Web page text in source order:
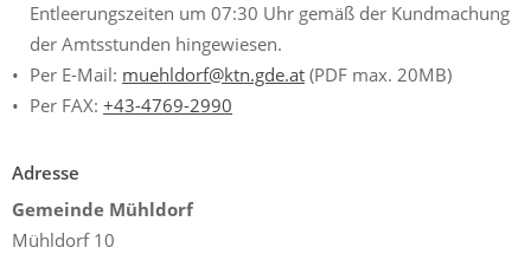
Entleerungszeiten um 07:30 Uhr gemäß der Kundmachung
der Amtsstunden hingewiesen.
Per E-Mail: muehldorf@ktn.gde.at (PDF max. 20MB)
Per FAX: +43-4769-2990
Adresse
Gemeinde Mühldorf
Mühldorf 10